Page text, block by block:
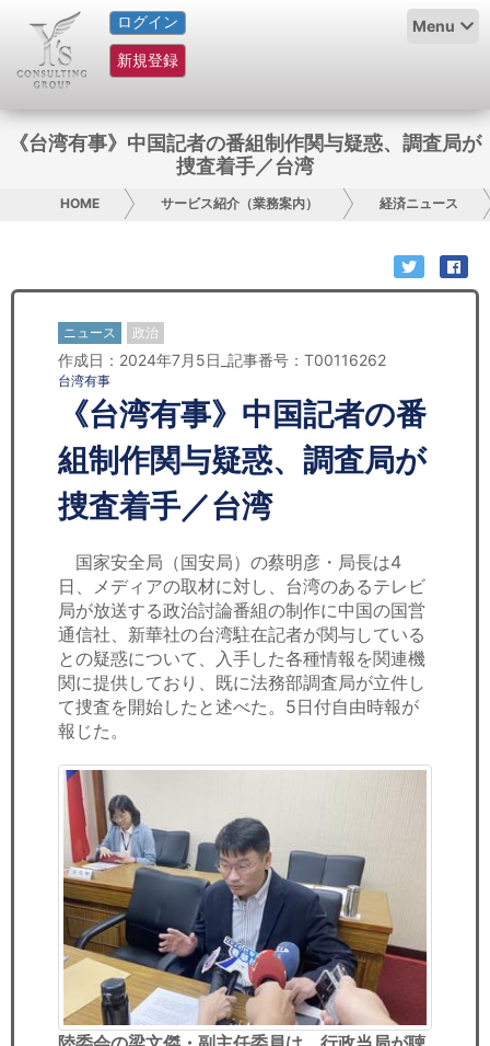
ログイン
新規登録
Menu
HOME
サービス紹介
コラム
お問い合わせ
日本人にPR
コンサルティング
リサーチ
セミナー
経済ニュース
労務顧問
ＩＴ
飲食店情報
《台湾有事》中国記者の番組制作関与疑惑、調査局が
捜査着手／台湾
HOME サービス紹介（業務案内） 経済ニュース
ニュース 政治
作成日：2024年7月5日_記事番号：T00116262
台湾有事
《台湾有事》中国記者の番
組制作関与疑惑、調査局が
捜査着手／台湾
国家安全局（国安局）の蔡明彦・局長は4
日、メディアの取材に対し、台湾のあるテレビ
局が放送する政治討論番組の制作に中国の国営
通信社、新華社の台湾駐在記者が関与している
との疑惑について、入手した各種情報を関連機
関に提供しており、既に法務部調査局が立件し
て捜査を開始したと述べた。5日付自由時報が
報じた。